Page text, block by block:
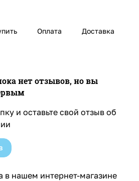
Оплата Доставка
нет отзывов, но вы
и оставьте свой отзыв об
в нашем интернет-магазине